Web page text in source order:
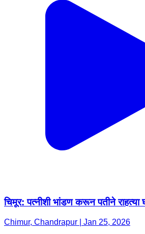
चिमूर: पत्नीशी भांडण करून पतीने
Chimur, Chandrapur | Jan 25, 2026